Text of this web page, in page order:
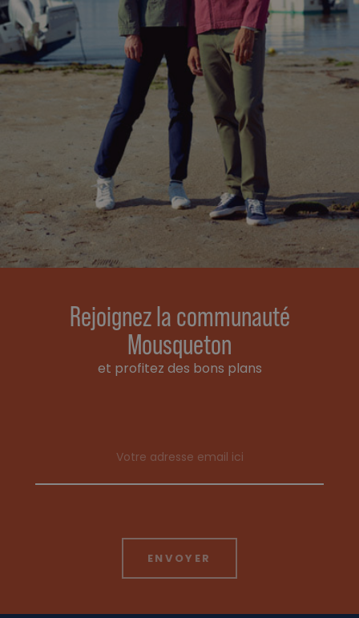
Rejoignez la communauté
Mousqueton
et profitez des bons plans